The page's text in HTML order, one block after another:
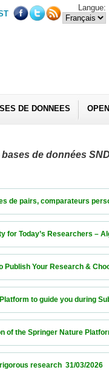
Langue:
DE DONNEES
de données
de pairs,
for Today’s
to Publish Your
Platform to guide you
of the Springer
for rigorous research